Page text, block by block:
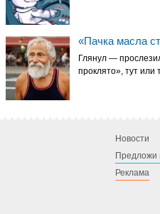
«Пачка масла
Глянул —
проклято», тут или
Новости
Предложи
Реклама